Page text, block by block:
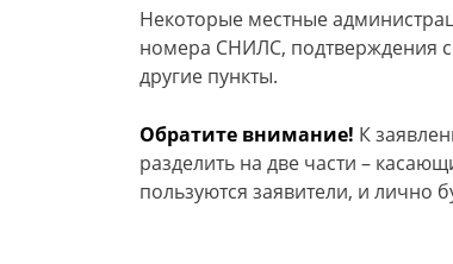
Некоторые местные
номера СНИЛС, подтверждения
другие пункты.
Обратите внимание! К
разделить на две части –
пользуются заявители, и лично